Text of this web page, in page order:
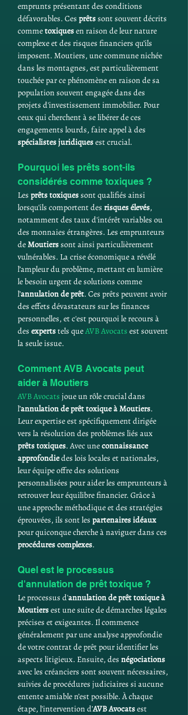
emprunts présentant des conditions
défavorables. Ces prêts sont souvent décrits
comme toxiques en raison de leur nature
complexe et des risques financiers qu’ils
imposent. Moutiers, une commune nichée
dans les montagnes, est particulièrement
touchée par ce phénomène en raison de sa
population souvent engagée dans des
projets d'investissement immobilier. Pour
ceux qui cherchent à se libérer de ces
engagements lourds, faire appel à des
spécialistes juridiques est crucial.
Pourquoi les prêts sont-ils
considérés comme toxiques ?
Les prêts toxiques sont qualifiés ainsi
lorsqu'ils comportent des risques élevés,
notamment des taux d'intérêt variables ou
des monnaies étrangères. Les emprunteurs
de Moutiers sont ainsi particulièrement
vulnérables. La crise économique a révélé
l’ampleur du problème, mettant en lumière
le besoin urgent de solutions comme
l’annulation de prêt. Ces prêts peuvent avoir
des effets dévastateurs sur les finances
personnelles, et c'est pourquoi le recours à
des experts tels que AVB Avocats est souvent
la seule issue.
Comment AVB Avocats peut
aider à Moutiers
AVB Avocats joue un rôle crucial dans
l’annulation de prêt toxique à Moutiers.
Leur expertise est spécifiquement dirigée
vers la résolution des problèmes liés aux
prêts toxiques. Avec une connaissance
approfondie des lois locales et nationales,
leur équipe offre des solutions
personnalisées pour aider les emprunteurs à
retrouver leur équilibre financier. Grâce à
une approche méthodique et des stratégies
éprouvées, ils sont les partenaires idéaux
pour quiconque cherche à naviguer dans ces
procédures complexes.
Quel est le processus
d'annulation de prêt toxique ?
Le processus d'annulation de prêt toxique à
Moutiers est une suite de démarches légales
précises et exigeantes. Il commence
généralement par une analyse approfondie
de votre contrat de prêt pour identifier les
aspects litigieux. Ensuite, des négociations
avec les créanciers sont souvent nécessaires,
suivies de procédures judiciaires si aucune
entente amiable n’est possible. À chaque
étape, l'intervention d’AVB Avocats est